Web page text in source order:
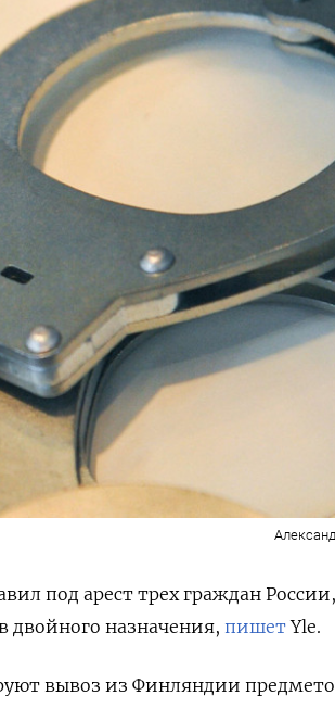
под арест трех граждан
двойного назначения, пишетYle.
вывоз из Финляндии